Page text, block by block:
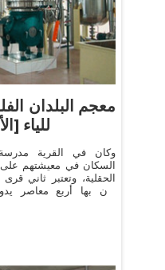
معجم البلدان
للياء
وكان في القرية مدرسة
السكان في معيشتهم على
الحقلية، وتعتبر ثاني
كان بها أربع معاصر